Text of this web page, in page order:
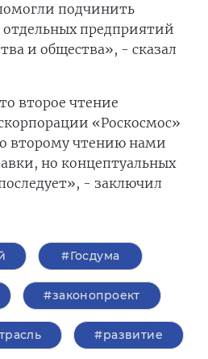
подчинить
предприятий
и общества», - сказал
второе чтение
«Роскосмос»
второму чтению нами
но концептуальных
- заключил
#Госдума
#законопроект
#развитие